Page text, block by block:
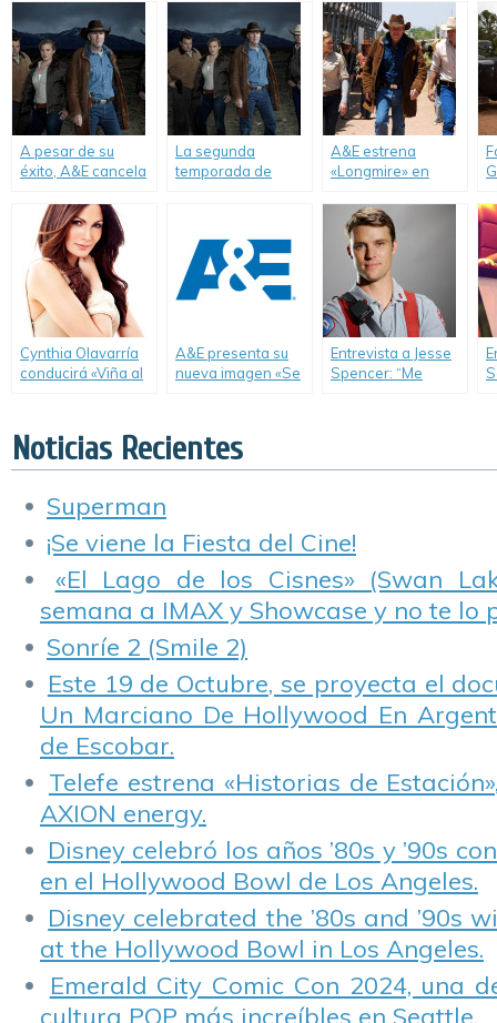
A pesar de su
éxito, A&E cancela
La segunda
temporada de
A&E estrena
«Longmire» en
América Latina.
Cynthia Olavarría
conducirá «Viña al
A&E presenta su
nueva imagen «Se
Entrevista a Jesse
Spencer: “Me
Noticias Recientes
Superman
¡Se viene la Fiesta del Cine!
«El Lago de los Cisnes» (Swan
semana a IMAX y Showcase y no te lo
Sonríe 2 (Smile 2)
Este 19 de Octubre, se proyecta el
Un Marciano De Hollywood En
de Escobar.
Telefe estrena «Historias de
AXION energy.
Disney celebró los años ’80s y ’90s
en el Hollywood Bowl de Los Angeles.
Disney celebrated the ’80s and ’90s
at the Hollywood Bowl in Los Angeles.
Emerald City Comic Con 2024, una
cultura POP más increíbles en Seattle.